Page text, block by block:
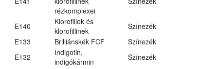
rézkomplexei
E140
Klorofillok és
klorofillinek
Színezék
E133
Brilliánskék FCF
Színezék
E132
Indigotin,
indigókármin
Színezék